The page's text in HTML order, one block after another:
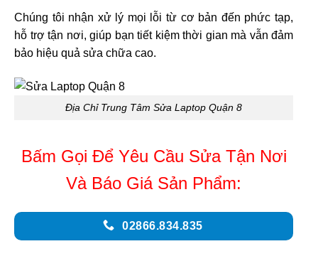
Chúng tôi nhận xử lý mọi lỗi từ cơ bản đến phức tạp,
hỗ trợ tận nơi, giúp bạn tiết kiệm thời gian mà vẫn đảm
bảo hiệu quả sửa chữa cao.
Địa Chỉ Trung Tâm Sửa Laptop Quận 8
Bấm Gọi Để Yêu Cầu Sửa Tận Nơi
Và Báo Giá Sản Phẩm:
02866.834.835